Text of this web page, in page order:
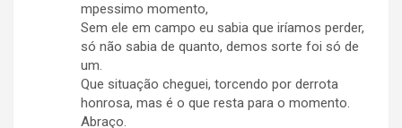
mpessimo momento,
Sem ele em campo eu sabia que iríamos perder,
só não sabia de quanto, demos sorte foi só de
um.
Que situação cheguei, torcendo por derrota
honrosa, mas é o que resta para o momento.
Abraço.